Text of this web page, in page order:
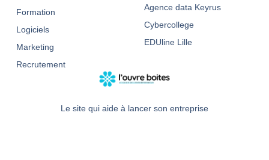
Le site qui aide à lancer son entreprise
Formation
Logiciels
Marketing
Recrutement
Agence data Keyrus
Cybercollege
EDUline Lille